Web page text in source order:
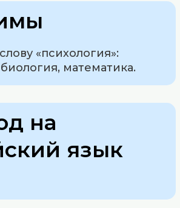
«психология»:
математика.
на
язык